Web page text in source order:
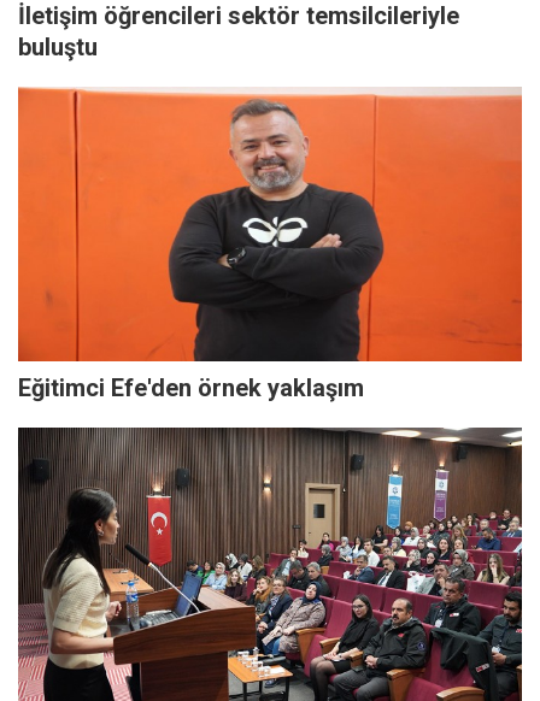
İletişim öğrencileri sektör temsilcileriyle
buluştu
Eğitimci Efe'den örnek yaklaşım